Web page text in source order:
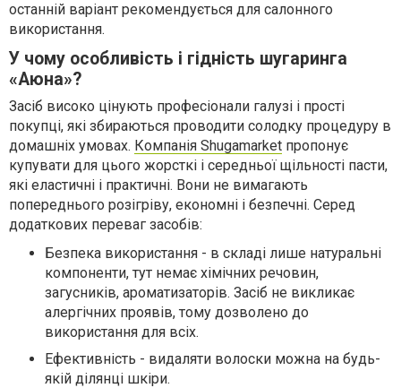
останній варіант рекомендується для салонного
використання.
У чому особливість і гідність шугаринга
«Аюна»?
Засіб високо цінують професіонали галузі і прості
покупці, які збираються проводити солодку процедуру в
домашніх умовах. Компанія Shugamarket пропонує
купувати для цього жорсткі і середньої щільності пасти,
які еластичні і практичні. Вони не вимагають
попереднього розігріву, економні і безпечні. Серед
додаткових переваг засобів:
Безпека використання - в складі лише натуральні
компоненти, тут немає хімічних речовин,
загусників, ароматизаторів. Засіб не викликає
алергічних проявів, тому дозволено до
використання для всіх.
Ефективність - видаляти волоски можна на будь-
якій ділянці шкіри.